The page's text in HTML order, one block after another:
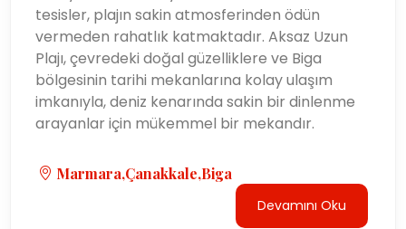
tesisler, plajın sakin atmosferinden ödün
vermeden rahatlık katmaktadır. Aksaz Uzun
Plajı, çevredeki doğal güzelliklere ve Biga
bölgesinin tarihi mekanlarına kolay ulaşım
imkanıyla, deniz kenarında sakin bir dinlenme
arayanlar için mükemmel bir mekandır.
Marmara,Çanakkale,Biga
Devamını Oku